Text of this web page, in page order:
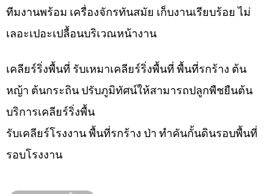
ทีมงานพร้อม เครื่องจักรทันสมัย เก็บงานเรียบร้อย ไม่
เลอะเปอะเปลื้อนบริเวณหน้างาน
เคลียร์ริ่งพื้นที่ รับเหมาเคลียร์ริ่งพื้นที่ พื้นที่รกร้าง ต้น
หญ้า ต้นกระถิน ปรับภูมิทัศน์ให้สามารถปลูกพืชยืนต้น
บริการเคลียร์ริ่งพื้น
รับเคลียร์โรงงาน พื้นที่รกร้าง ป่า ทำคันกั้นดินรอบพื้นที่
รอบโรงงาน